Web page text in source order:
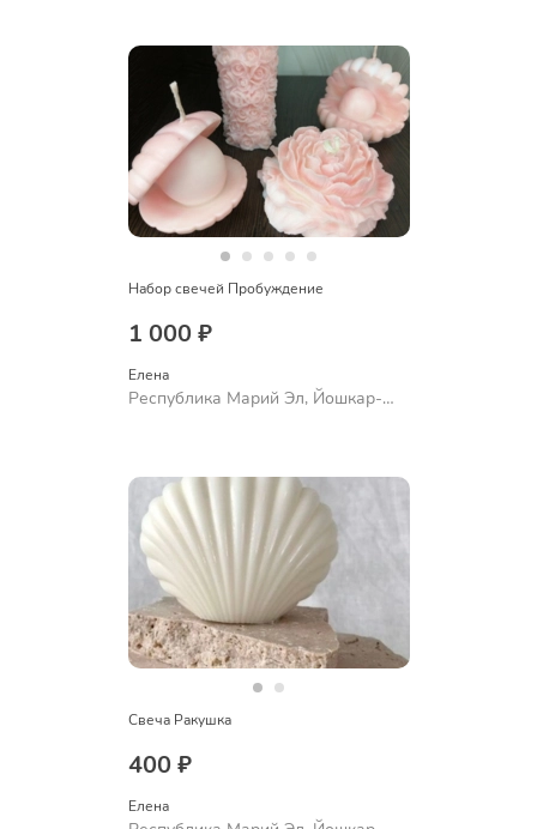
Набор свечей Пробуждение
1 000 ₽
Елена
Республика Марий Эл, Йошкар-
Свеча Ракушка
400 ₽
Елена